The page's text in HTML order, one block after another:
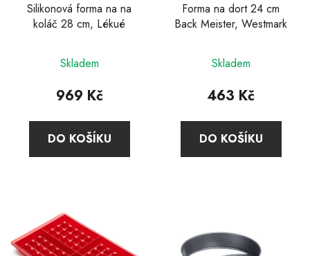
Silikonová forma na na
koláč 28 cm, Lékué
Skladem
969 Kč
DO KOŠÍKU
Forma na dort 24 cm
Back Meister, Westmark
Skladem
463 Kč
DO KOŠÍKU